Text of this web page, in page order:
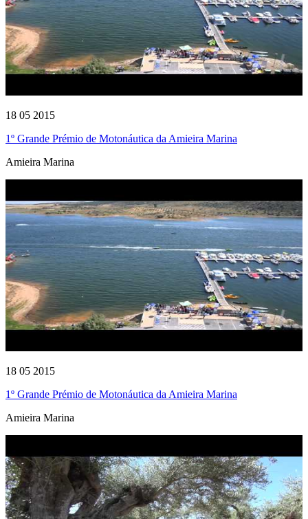
18 05 2015
1º Grande Prémio de Motonáutica da Amieira Marina
Amieira Marina
18 05 2015
1º Grande Prémio de Motonáutica da Amieira Marina
Amieira Marina